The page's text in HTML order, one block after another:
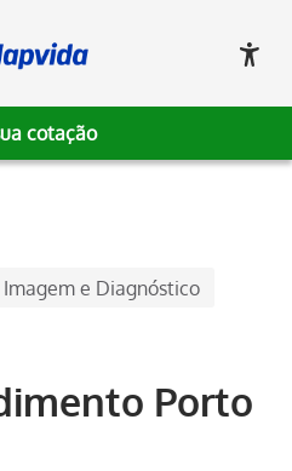
cotação
Imagem e Diagnóstico
Porto